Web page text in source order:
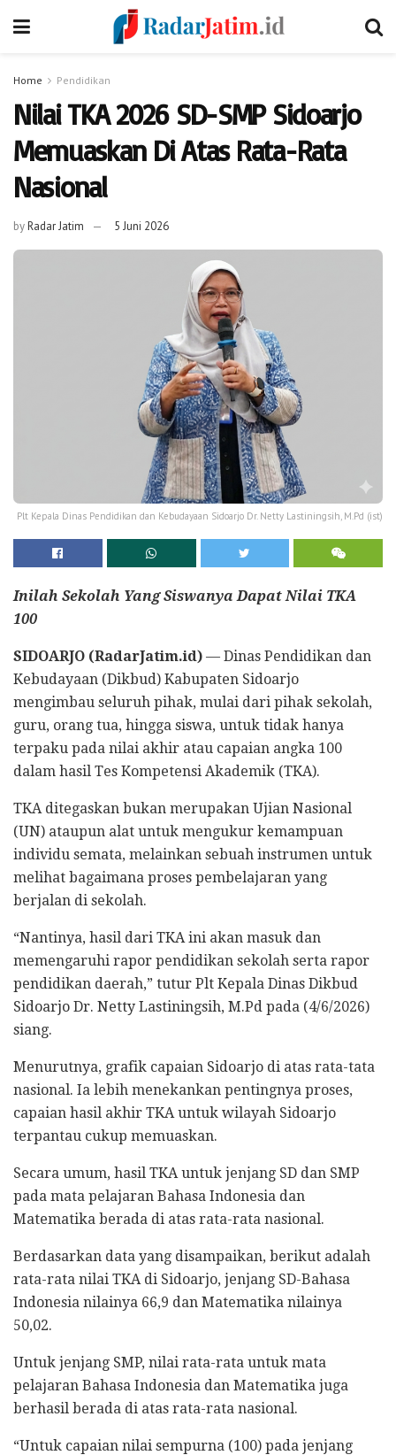
Home Pendidikan
Nilai TKA 2026 SD-SMP Sidoarjo
Memuaskan Di Atas Rata-Rata
Nasional
byRadar Jatim 5 Juni 2026
Plt Kepala Dinas Pendidikan dan Kebudayaan Sidoarjo Dr. Netty Lastiningsih, M.Pd (ist)
Inilah Sekolah Yang Siswanya Dapat Nilai TKA
100
SIDOARJO (RadarJatim.id) — Dinas Pendidikan dan
Kebudayaan (Dikbud) Kabupaten Sidoarjo
mengimbau seluruh pihak, mulai dari pihak sekolah,
guru, orang tua, hingga siswa, untuk tidak hanya
terpaku pada nilai akhir atau capaian angka 100
dalam hasil Tes Kompetensi Akademik (TKA).
​TKA ditegaskan bukan merupakan Ujian Nasional
(UN) ataupun alat untuk mengukur kemampuan
individu semata, melainkan sebuah instrumen untuk
melihat bagaimana proses pembelajaran yang
berjalan di sekolah.
“Nantinya, hasil dari TKA ini akan masuk dan
memengaruhi rapor pendidikan sekolah serta rapor
pendidikan daerah,” tutur Plt Kepala Dinas Dikbud
Sidoarjo Dr. Netty Lastiningsih, M.Pd pada (4/6/2026)
siang.
Menurutnya, grafik capaian Sidoarjo di atas rata-tata
nasional. Ia lebih menekankan pentingnya proses,
capaian hasil akhir TKA untuk wilayah Sidoarjo
terpantau cukup memuaskan.
Secara umum, hasil TKA untuk jenjang SD dan SMP
pada mata pelajaran Bahasa Indonesia dan
Matematika berada di atas rata-rata nasional.
​Berdasarkan data yang disampaikan, berikut adalah
rata-rata nilai TKA di Sidoarjo, jenjang SD-Bahasa
Indonesia nilainya 66,9 dan Matematika nilainya
50,02.
​Untuk jenjang SMP, nilai rata-rata untuk mata
pelajaran Bahasa Indonesia dan Matematika juga
berhasil berada di atas rata-rata nasional.
“Untuk capaian nilai sempurna (100) pada jenjang